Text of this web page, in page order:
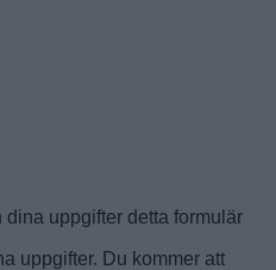
uppgifter detta formulär
uppgifter. Du kommer att